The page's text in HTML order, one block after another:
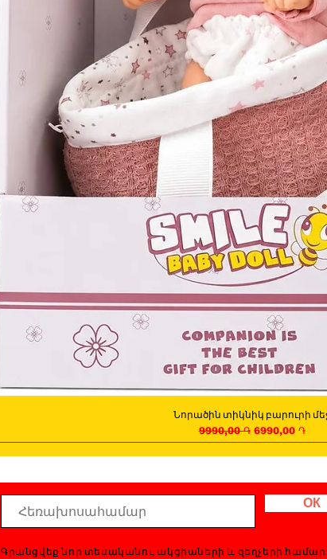
Quick View
Նորածին տիկնիկ բարուրի
Regular Price
9990,00 ֏ Sale Price
6990,00 ֏
ОК
Գրանցվեք նոր տեսականու, ակցիաների և զեղչերի